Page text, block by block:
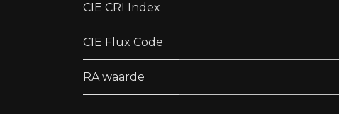
CIE CRI Index
CIE Flux Code
RA waarde